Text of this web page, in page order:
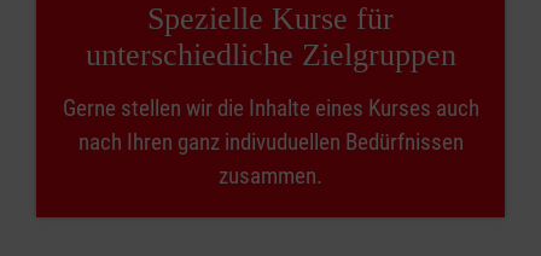
Spezielle Kurse für
unterschiedliche Zielgruppen
Gerne stellen wir die Inhalte eines Kurses auch
nach Ihren ganz indivuduellen Bedürfnissen
zusammen.